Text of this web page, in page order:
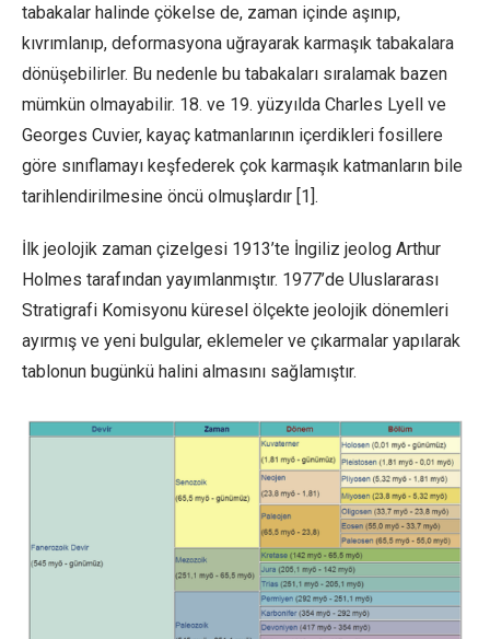
tabakalar halinde çökelse de, zaman içinde aşınıp,
kıvrımlanıp, deformasyona uğrayarak karmaşık tabakalara
dönüşebilirler. Bu nedenle bu tabakaları sıralamak bazen
mümkün olmayabilir. 18. ve 19. yüzyılda Charles Lyell ve
Georges Cuvier, kayaç katmanlarının içerdikleri fosillere
göre sınıflamayı keşfederek çok karmaşık katmanların bile
tarihlendirilmesine öncü olmuşlardır [1].
İlk jeolojik zaman çizelgesi 1913’te İngiliz jeolog Arthur
Holmes tarafından yayımlanmıştır. 1977’de Uluslararası
Stratigrafi Komisyonu küresel ölçekte jeolojik dönemleri
ayırmış ve yeni bulgular, eklemeler ve çıkarmalar yapılarak
tablonun bugünkü halini almasını sağlamıştır.